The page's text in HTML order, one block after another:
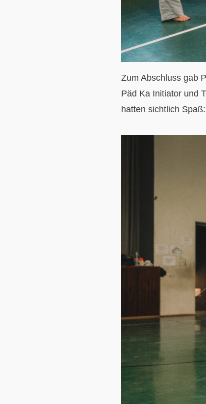
Zum Abschluss gab
Päd Ka Initiator und
hatten sichtlich Spaß: